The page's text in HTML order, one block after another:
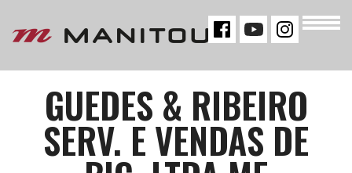
« VOLTAR
GUEDES & RIBEIRO
SERV. E VENDAS DE